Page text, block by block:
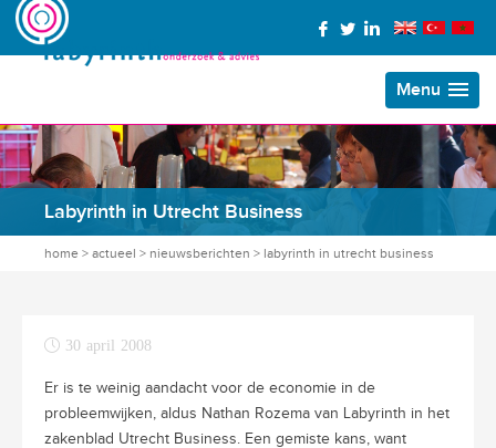
Menu
Labyrinth in Utrecht Business
home > actueel > nieuwsberichten > labyrinth in utrecht business
30 april 2008
Er is te weinig aandacht voor de economie in de
probleemwijken, aldus Nathan Rozema van Labyrinth in het
zakenblad Utrecht Business. Een gemiste kans, want